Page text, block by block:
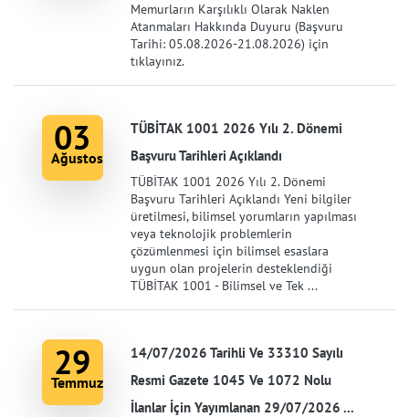
Memurların Karşılıklı Olarak Naklen
Atanmaları Hakkında Duyuru (Başvuru
Tarihi: 05.08.2026-21.08.2026) için
tıklayınız.
03
Ağustos
TÜBİTAK 1001 2026 Yılı 2. Dönemi
Başvuru Tarihleri Açıklandı
TÜBİTAK 1001 2026 Yılı 2. Dönemi
Başvuru Tarihleri Açıklandı Yeni bilgiler
üretilmesi, bilimsel yorumların yapılması
veya teknolojik problemlerin
çözümlenmesi için bilimsel esaslara
uygun olan projelerin desteklendiği
TÜBİTAK 1001 - Bilimsel ve Tek ...
29
Temmuz
14/07/2026 Tarihli Ve 33310 Sayılı
Resmi Gazete 1045 Ve 1072 Nolu
İlanlar İçin Yayımlanan 29/07/2026 ...